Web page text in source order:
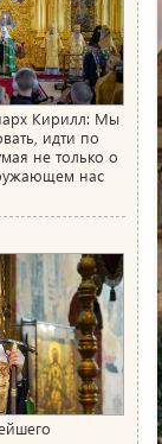
Кирилл: Мы
идти по
не только о
нас